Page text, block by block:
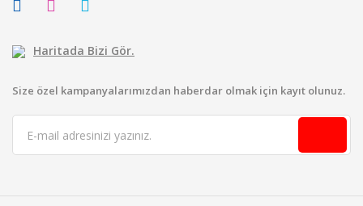
Haritada Bizi Gör.
Size özel kampanyalarımızdan haberdar olmak için kayıt olunuz.